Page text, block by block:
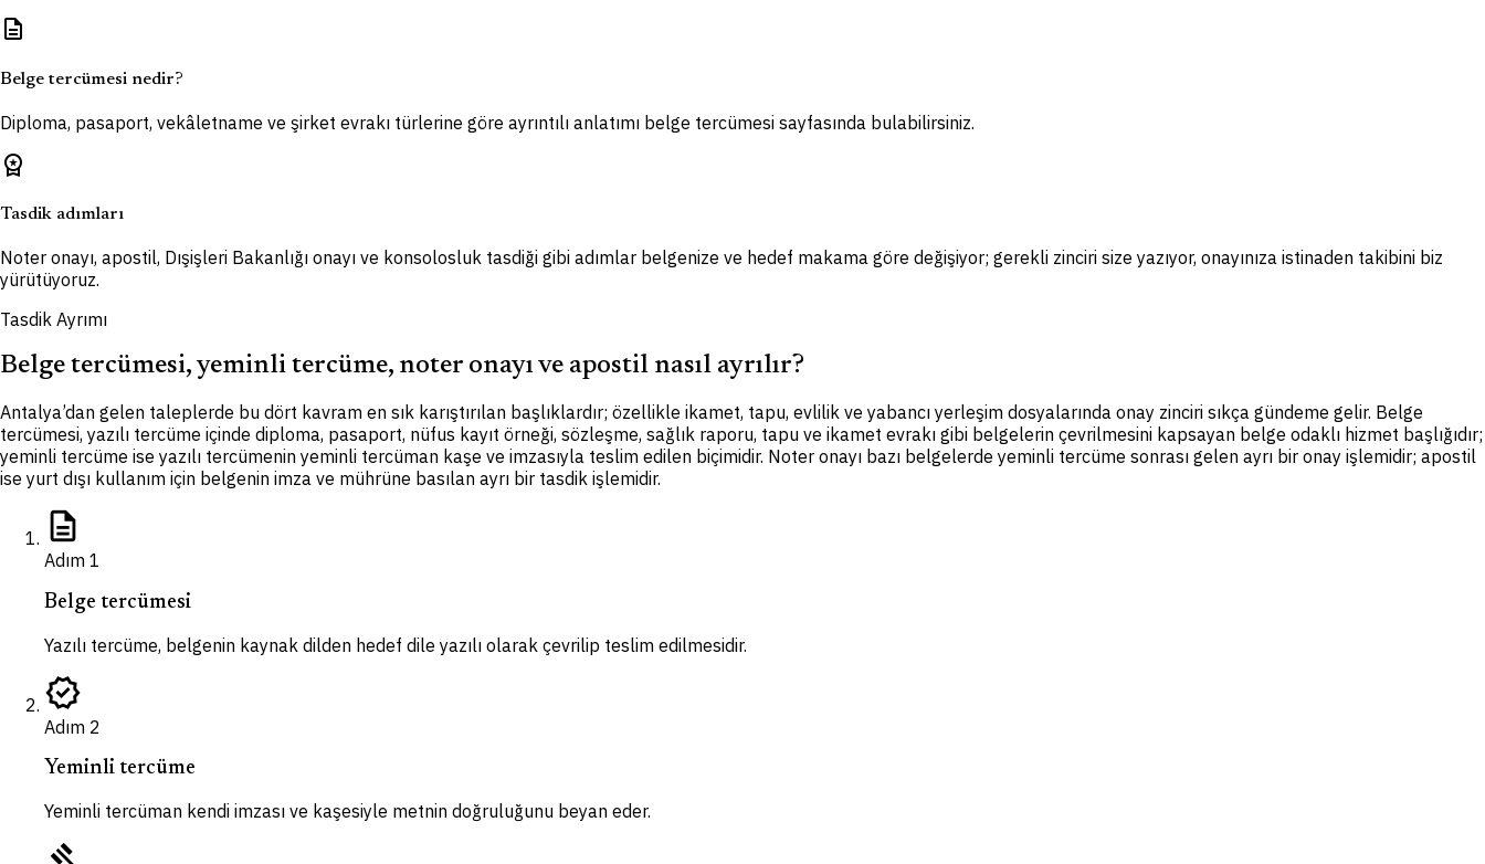
description
Belge tercümesi nedir?
Diploma, pasaport, vekâletname ve şirket evrakı türlerine göre ayrıntılı anlatımı belge tercümesi sayfasında bulabilirsiniz.
workspace_premium
Tasdik adımları
Noter onayı, apostil, Dışişleri Bakanlığı onayı ve konsolosluk tasdiği gibi adımlar belgenize ve hedef makama göre değişiyor; gerekli zinciri size yazıyor, onayınıza istinaden takibini biz
yürütüyoruz.
Tasdik Ayrımı
Belge tercümesi, yeminli tercüme, noter onayı ve apostil nasıl ayrılır?
Antalya’dan gelen taleplerde bu dört kavram en sık karıştırılan başlıklardır; özellikle ikamet, tapu, evlilik ve yabancı yerleşim dosyalarında onay zinciri sıkça gündeme gelir. Belge
tercümesi, yazılı tercüme içinde diploma, pasaport, nüfus kayıt örneği, sözleşme, sağlık raporu, tapu ve ikamet evrakı gibi belgelerin çevrilmesini kapsayan belge odaklı hizmet başlığıdır;
yeminli tercüme ise yazılı tercümenin yeminli tercüman kaşe ve imzasıyla teslim edilen biçimidir. Noter onayı bazı belgelerde yeminli tercüme sonrası gelen ayrı bir onay işlemidir; apostil
ise yurt dışı kullanım için belgenin imza ve mührüne basılan ayrı bir tasdik işlemidir.
description
Adım 1
Belge tercümesi
Yazılı tercüme, belgenin kaynak dilden hedef dile yazılı olarak çevrilip teslim edilmesidir.
verified
Adım 2
Yeminli tercüme
Yeminli tercüman kendi imzası ve kaşesiyle metnin doğruluğunu beyan eder.